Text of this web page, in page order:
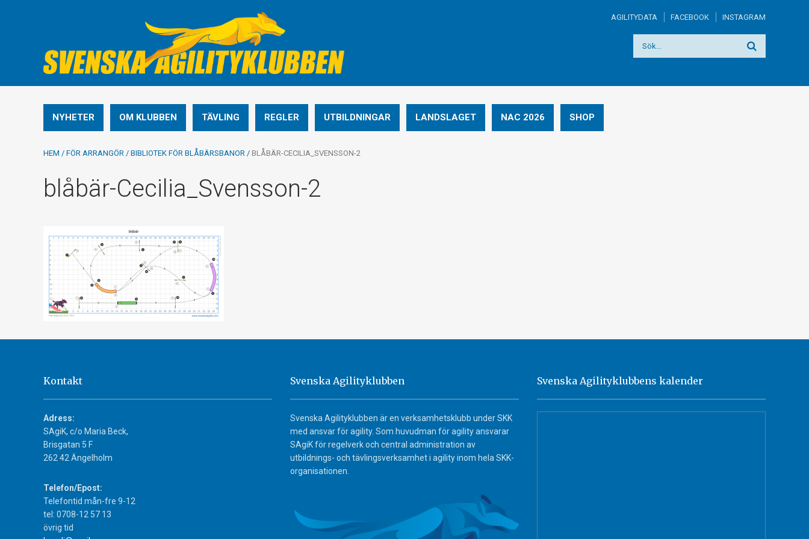
AGILITYDATA FACEBOOK INSTAGRAM
NYHETER OM KLUBBEN TÄVLING REGLER UTBILDNINGAR LANDSLAGET NAC 2026 SHOP
HEM / FÖR ARRANGÖR / BIBLIOTEK FÖR BLÅBÄRSBANOR / BLÅBÄR-CECILIA_SVENSSON-2
blåbär-Cecilia_Svensson-2
Kontakt
Adress:
SAgiK, c/o Maria Beck,
Brisgatan 5 F
262 42 Ängelholm
Telefon/Epost:
Telefontid mån-fre 9-12
tel: 0708-12 57 13
övrig tid
Svenska Agilityklubben
Svenska Agilityklubben är en verksamhetsklubb under SKK
med ansvar för agility. Som huvudman för agility ansvarar
SAgiK för regelverk och central administration av
utbildnings- och tävlingsverksamhet i agility inom hela SKK-
organisationen.
Svenska Agilityklubbens kalender